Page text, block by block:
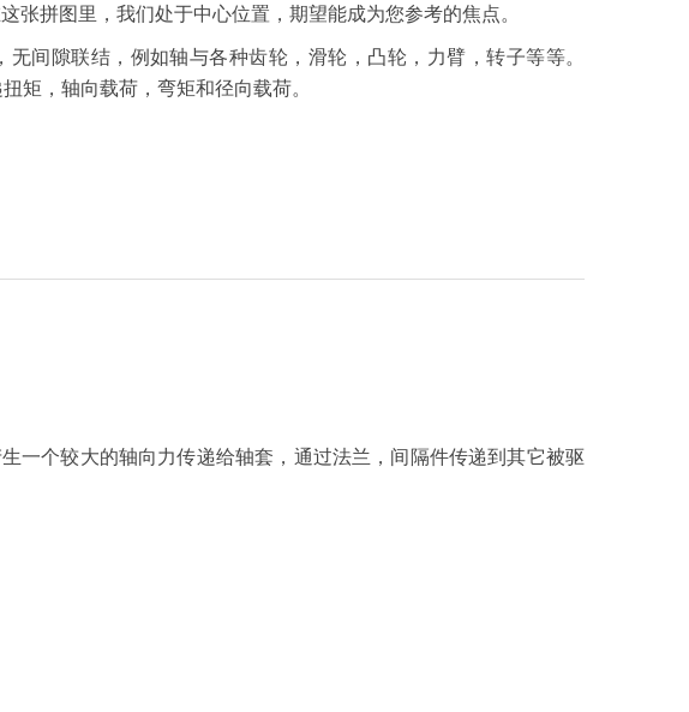
张拼图里，我们处于中心位置，期望能成为您参考的焦点。
无间隙联结，例如轴与各种齿轮，滑轮，凸轮，力臂，转子等等。
矩，轴向载荷，弯矩和径向载荷。
一个较大的轴向力传递给轴套，通过法兰，间隔件传递到其它被驱